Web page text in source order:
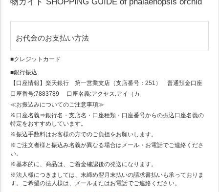
お代金のお支払い方法
■クレジットカード
■銀行振込
【口座情報】楽天銀行 第一営業支店（支店番号：251） 普通預金口座
口座番号:7883789 口座名義:アクセス.アイ（カ
≪お振込みについてのご注意事項≫
※口座名義⇒銀行名・支店名・口座種類・口座番号からの振込口座名義の
特定をおすすめしています。
※振込手数料はお客様の方でのご負担をお願いします。
※ご注文者様と振込み名義が異なる場合はメール・お電話でご連絡くださ
い。
※基本的に、商品は、ご着金確認後の発送になります。
※法人様につきましては、末締め翌月末払いの請求書払いも承っておりま
す。ご希望の法人様は、メールまたはお電話でご連絡ください。